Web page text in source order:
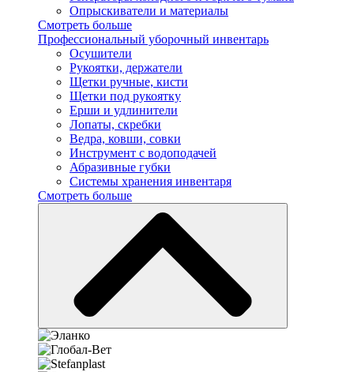
Опрыскиватели и материалы
Смотреть больше
Профессиональный уборочный инвентарь
Осушители
Рукоятки, держатели
Щетки ручные, кисти
Щетки под рукоятку
Ерши и удлинители
Лопаты, скребки
Ведра, ковши, совки
Инструмент с водоподачей
Абразивные губки
Системы хранения инвентаря
Смотреть больше